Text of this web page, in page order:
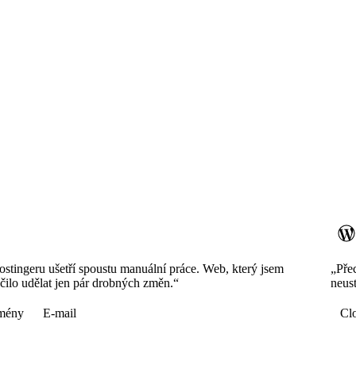
ušetří spoustu manuální práce. Web, který jsem
udělat jen pár drobných změn.“
E-mail